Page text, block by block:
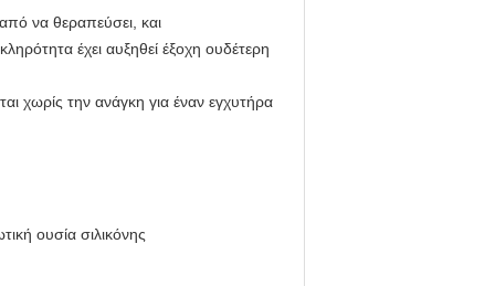
να θεραπεύσει, και
έχει αυξηθεί έξοχη ουδέτερη
χωρίς την ανάγκη για έναν εγχυτήρα
ουσία σιλικόνης